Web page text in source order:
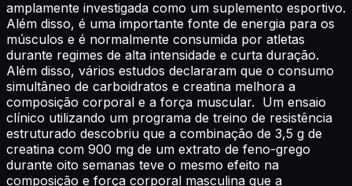
amplamente investigada como um suplemento esportivo.
Além disso, é uma importante fonte de energia para os
músculos e é normalmente consumida por atletas
durante regimes de alta intensidade e curta duração.
Além disso, vários estudos declararam que o consumo
simultâneo de carboidratos e creatina melhora a
composição corporal e a força muscular. Um ensaio
clínico utilizando um programa de treino de resistência
estruturado descobriu que a combinação de 3,5 g de
creatina com 900 mg de um extrato de feno-grego
durante oito semanas teve o mesmo efeito na
composição e força corporal masculina que a